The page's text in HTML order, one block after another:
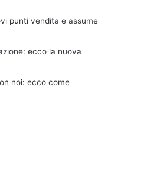
punti vendita e assume
ecco la nuova
noi: ecco come